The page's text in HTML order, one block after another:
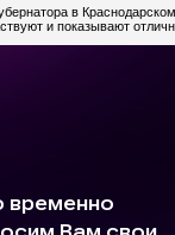
в
и показывают